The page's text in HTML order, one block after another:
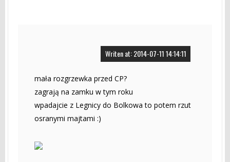
Writen at: 2014-07-11 14:14:11
mała rozgrzewka przed CP?
zagrają na zamku w tym roku
wpadajcie z Legnicy do Bolkowa to potem rzut
osranymi majtami :)